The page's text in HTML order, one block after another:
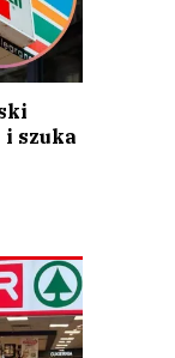
szuka